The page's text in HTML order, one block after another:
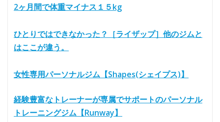
2ヶ月間で体重マイナス１５kg
ひとりではできなかった？［ライザップ］他のジムと
はここが違う。
女性専用パーソナルジム【Shapes(シェイプス)】
経験豊富なトレーナーが専属でサポートのパーソナル
トレーニングジム【Runway】